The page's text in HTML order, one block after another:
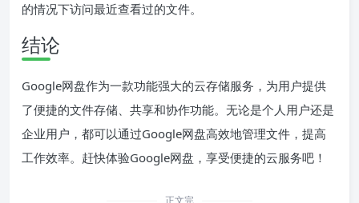
的情况下访问最近查看过的文件。
结论
Google网盘作为一款功能强大的云存储服务，为用户提供
了便捷的文件存储、共享和协作功能。无论是个人用户还是
企业用户，都可以通过Google网盘高效地管理文件，提高
工作效率。赶快体验Google网盘，享受便捷的云服务吧！